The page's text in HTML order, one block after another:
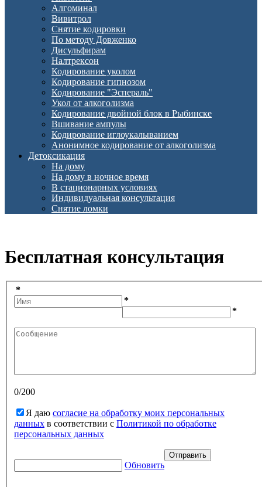
Алгоминал
Вивитрол
Снятие кодировки
По методу Довженко
Дисульфирам
Налтрексон
Кодирование уколом
Кодирование гипнозом
Кодирование "Эспераль"
Укол от алкоголизма
Кодирование двойной блок в Рыбинске
Вшивание ампулы
Кодирование иглоукалыванием
Анонимное кодирование от алкоголизма
Детоксикация
На дому
На дому в ночное время
В стационарных условиях
Индивидуальная консультация
Снятие ломки
Бесплатная консультация
*
*
0/200
Я даю согласие на обработку моих персональных
данных в соответствии с Политикой по обработке
персональных данных
*
Обновить
Отправить